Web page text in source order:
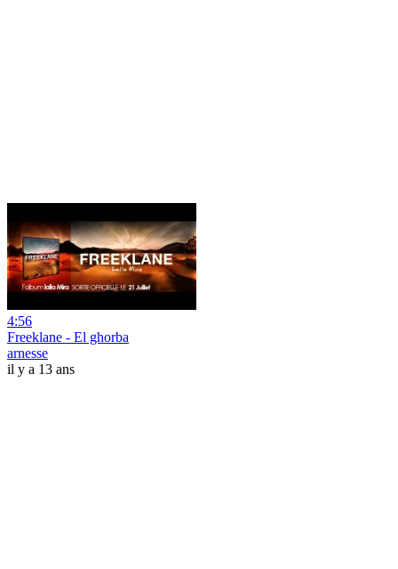
4:56
Freeklane - El ghorba
arnesse
il y a 13 ans